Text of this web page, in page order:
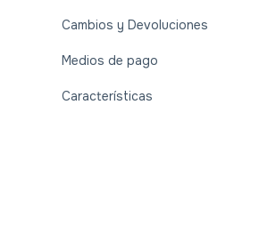
Cambios y Devoluciones
Medios de pago
Características